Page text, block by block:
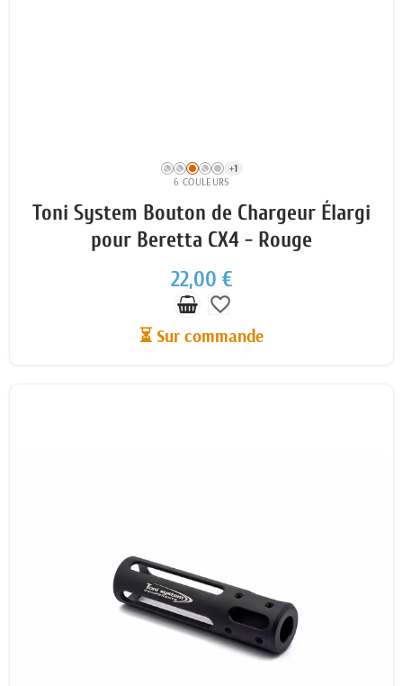
+1
6 COULEURS
Toni System Bouton de Chargeur Élargi
pour Beretta CX4 - Rouge
22,00 €
favorite_border
⏳ Sur commande